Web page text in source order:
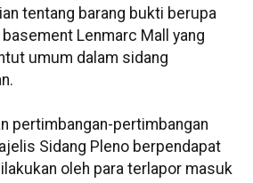
tentang barang bukti berupa
basement Lenmarc Mall yang
umum dalam sidang
pertimbangan-pertimbangan
Sidang Pleno berpendapat
oleh para terlapor masuk